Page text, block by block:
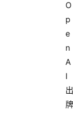
O
p
e
n
A
I
出
牌